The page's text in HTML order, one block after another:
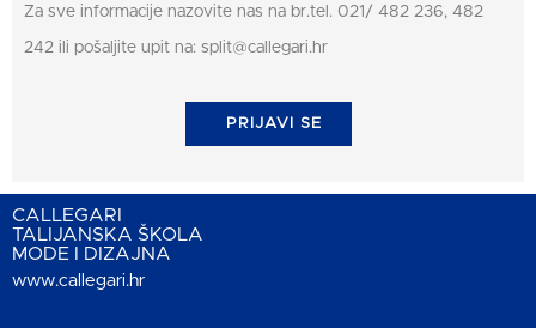
Za sve informacije nazovite nas na br.tel. 021/ 482 236, 482
242 ili pošaljite upit na: split@callegari.hr
PRIJAVI SE
CALLEGARI
TALIJANSKA ŠKOLA
MODE I DIZAJNA
www.callegari.hr